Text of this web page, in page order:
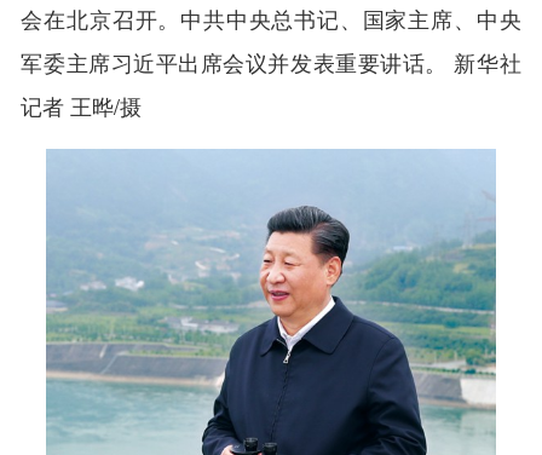
会在北京召开。中共中央总书记、国家主席、中央
军委主席习近平出席会议并发表重要讲话。 新华社
记者 王晔/摄